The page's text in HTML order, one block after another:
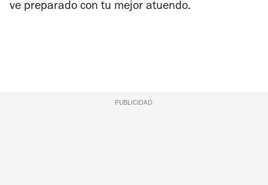
ve preparado con tu mejor atuendo.
PUBLICIDAD